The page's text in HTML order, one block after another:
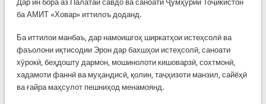
Дар ин бора аз Палатаи савдо ва саноати Ҷумҳурии Тоҷикистон
ба АМИТ «Ховар» иттилоъ доданд.
Ба иттилои манбаъ, дар намоишгоҳ ширкатҳои истеҳсолӣ ва
фаъолони иқтисодии Эрон дар бахшҳои истеҳсолӣ, саноати
хӯрокӣ, беҳдошту дармон, мошинолоти кишоварзӣ, сохтмонӣ,
хадамоти фаннӣ ва муҳандисӣ, қолин, таҷҳизоти манзил, сайёҳӣ
ва ғайра маҳсулот пешниҳод менамоянд.